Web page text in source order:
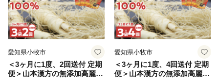
愛知県小牧市
＜3ヶ月に1度、2回送付 定期
便＞山本漢方の無添加高麗人
愛知県小牧市
＜3ヶ月に1度、4回送付 定期
便＞山本漢方の無添加高麗人